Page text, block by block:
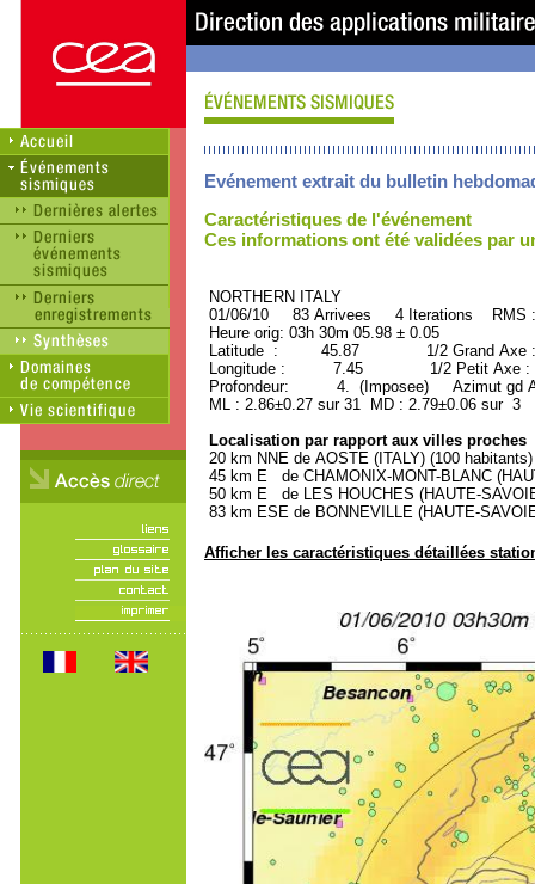
Evénement extrait du bulletin
Caractéristiques de l'événement
Ces informations ont été validées par
NORTHERN ITALY
01/06/10 83 Arrivees 4 Iterations RMS
Heure orig: 03h 30m 05.98 ± 0.05
Latitude : 45.87 1/2 Grand Axe
Longitude : 7.45 1/2 Petit Axe :
Profondeur: 4. (Imposee) Azimut gd
ML : 2.86±0.27 sur 31 MD : 2.79±0.06 sur 3
Localisation par rapport aux villes proches
20 km NNE de AOSTE (ITALY) (100 habitants)
45 km E de CHAMONIX-MONT-BLANC
50 km E de LES HOUCHES (HAUTE-
83 km ESE de BONNEVILLE (HAUTE-
Afficher les caractéristiques détaillées